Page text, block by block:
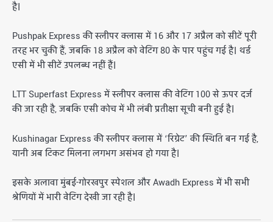
है।
Pushpak Expressकी स्लीपर क्लास में 16 और 17 अप्रैल को सीटें पूरी
तरह भर चुकी हैं, जबकि 18 अप्रैल को वेटिंग 80 के पार पहुंच गई है। थर्ड
एसी में भी सीटें उपलब्ध नहीं हैं।
LTT Superfast Expressमें स्लीपर क्लास की वेटिंग 100 से ऊपर दर्ज
की जा रही है, जबकि एसी कोच में भी लंबी प्रतीक्षा सूची बनी हुई है।
Kushinagar Expressकी स्लीपर क्लास में ‘रिग्रेट’ की स्थिति बन गई है,
यानी अब टिकट मिलना लगभग असंभव हो गया है।
इसके अलावा मुंबई-गोरखपुर स्पेशल औरAwadh Expressमें भी सभी
श्रेणियों में भारी वेटिंग देखी जा रही है।